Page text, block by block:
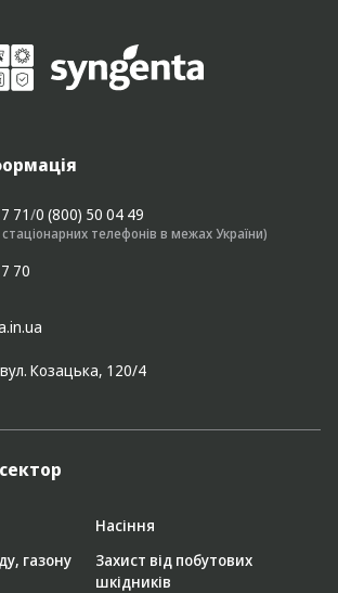
71/0 (800) 50 04 49
телефонів в межах України)
70
Козацька, 120/4
Насіння
газону
Захист від побутових
шкідників